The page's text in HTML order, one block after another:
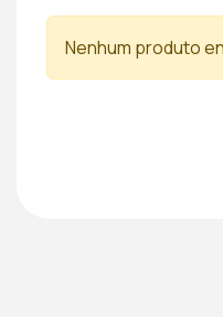
Nenhum produto